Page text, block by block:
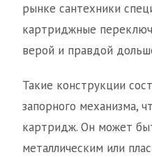
рынке сантехники
картриджные
верой и правдой
Такие конструкции
запорного механизма,
картридж. Он может
металлическим или